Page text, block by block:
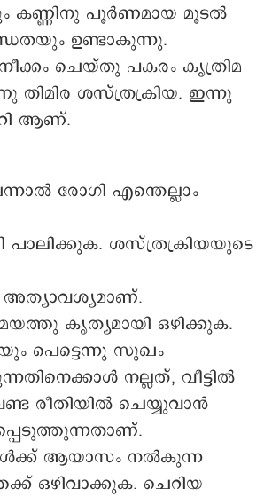
കണ്ണിനു പൂർണമായ മൂടൽ
ഉണ്ടാകുന്നു.
ചെയ്തു പകരം കൃത്രിമ
തിമിര ശസ്ത്രക്രിയ. ഇന്നു
ആണ്.
രോഗി എന്തെല്ലാം
പാലിക്കുക. ശസ്ത്രക്രിയയുടെ
അത്യാവശ്യമാണ്.
കൃത്യമായി ഒഴിക്കുക.
പെട്ടെന്നു സുഖം
നല്ലത്, വീട്ടിൽ
രീതിയിൽ ചെയ്യുവാൻ
ആയാസം നൽകുന്ന
ഒഴിവാക്കുക. ചെറിയ